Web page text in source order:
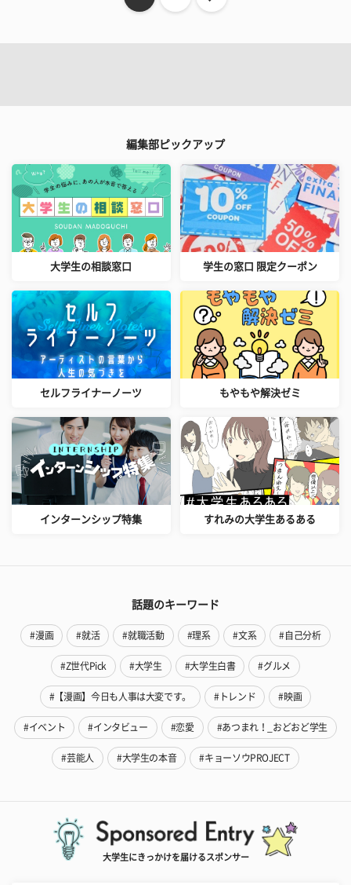
編集部ピックアップ
大学生の相談窓口 学生の窓口 限定クーポン
セルフライナーノーツ もやもや解決ゼミ
インターンシップ特集 すれみの大学生あるある
話題のキーワード
#漫画 #就活 #就職活動 #理系 #文系 #自己分析
#Z世代Pick #大学生 #大学生白書 #グルメ
#【漫画】今日も人事は大変です。 #トレンド #映画
#イベント #インタビュー #恋愛 #あつまれ！_おどおど学生
#芸能人 #大学生の本音 #キョーソウPROJECT
大学生にきっかけを届けるスポンサー